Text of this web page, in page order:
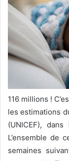
i
e
l
116 millions !
les estimations
(UNICEF),
L’ensemble de
semaines